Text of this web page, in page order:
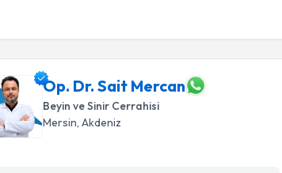
Op. Dr. Sait Mercan
Beyin ve Sinir Cerrahisi
Mersin,Akdeniz